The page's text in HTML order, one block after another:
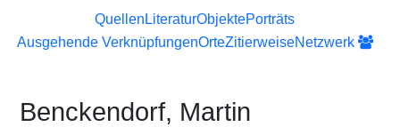
Quellen LiteraturObjektePorträts
Ausgehende VerknüpfungenOrteZitierweiseNetzwerk
Benckendorf, Martin